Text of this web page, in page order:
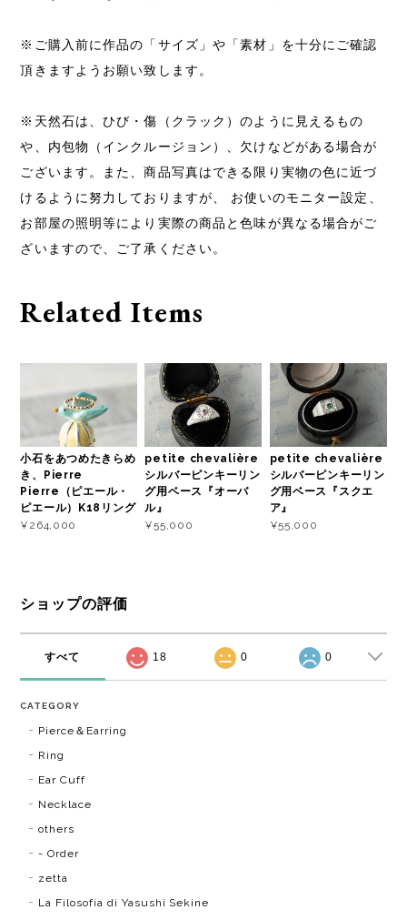
※ご購入前に作品の「サイズ」や「素材」を十分にご確認
頂きますようお願い致します。
※天然石は、ひび・傷（クラック）のように見えるもの
や、内包物（インクルージョン）、欠けなどがある場合が
ございます。また、商品写真はできる限り実物の色に近づ
けるように努力しておりますが、 お使いのモニター設定、
お部屋の照明等により実際の商品と色味が異なる場合がご
ざいますので、ご了承ください。
Related Items
小石をあつめたきらめ
き、Pierre
Pierre（ピエール・
ピエール）K18リング
¥264,000
petite chevalière
シルバーピンキーリン
グ用ベース『オーバ
ル』
¥55,000
petite chevalière
シルバーピンキーリン
グ用ベース『スクエ
ア』
¥55,000
ショップの評価
すべて 18 0 0
CATEGORY
Pierce＆Earring
Ring
Ear Cuff
Necklace
others
- Order
zetta
La Filosofia di Yasushi Sekine